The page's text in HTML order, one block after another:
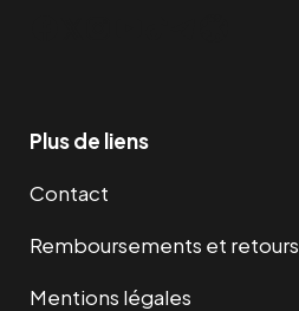
Plus de liens
Contact
Remboursements et retours
Mentions légales